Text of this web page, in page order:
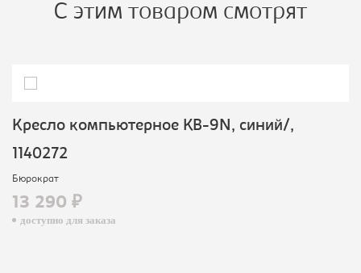
С этим товаром смотрят
Кресло компьютерное KB-9N, синий/,
1140272
Бюрократ
13 290 ₽
доступно для заказа